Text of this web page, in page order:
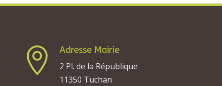

Adresse Mairie
2 Pl. de la République
11350 Tuchan